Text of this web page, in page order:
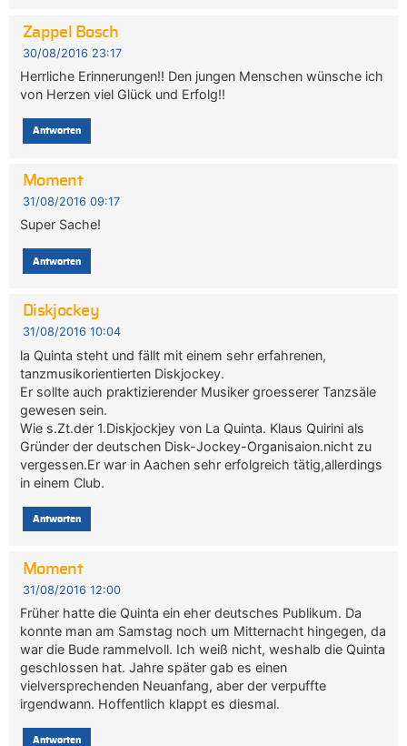
Zappel Bosch
30/08/2016 23:17
Herrliche Erinnerungen!! Den jungen Menschen wünsche ich
von Herzen viel Glück und Erfolg!!
Antworten
Moment
31/08/2016 09:17
Super Sache!
Antworten
Diskjockey
31/08/2016 10:04
la Quinta steht und fällt mit einem sehr erfahrenen,
tanzmusikorientierten Diskjockey.
Er sollte auch praktizierender Musiker groesserer Tanzsäle
gewesen sein.
Wie s.Zt.der 1.Diskjockjey von La Quinta. Klaus Quirini als
Gründer der deutschen Disk-Jockey-Organisaion.nicht zu
vergessen.Er war in Aachen sehr erfolgreich tätig,allerdings
in einem Club.
Antworten
Moment
31/08/2016 12:00
Früher hatte die Quinta ein eher deutsches Publikum. Da
konnte man am Samstag noch um Mitternacht hingegen, da
war die Bude rammelvoll. Ich weiß nicht, weshalb die Quinta
geschlossen hat. Jahre später gab es einen
vielversprechenden Neuanfang, aber der verpuffte
irgendwann. Hoffentlich klappt es diesmal.
Antworten